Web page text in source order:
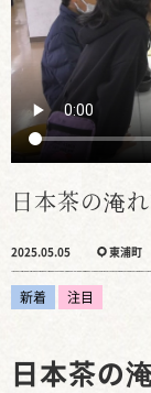
日本茶の淹
2025.05.05 東浦町
新着 注目
日本茶の